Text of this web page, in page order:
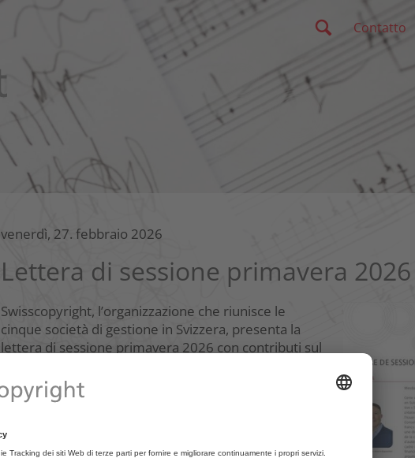
Contatto
venerdì, 27. febbraio 2026
Lettera di sessione primavera 2026
Swisscopyright, l’organizzazione che riunisce le
cinque società di gestione in Svizzera, presenta la
lettera di sessione primavera 2026 con contributi sul
tedesco e francese).